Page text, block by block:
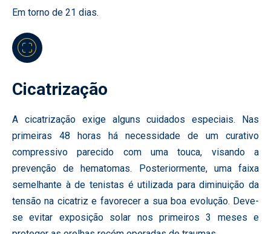
Em torno de 21 dias.
Cicatrização
A cicatrização exige alguns cuidados especiais. Nas
primeiras 48 horas há necessidade de um curativo
compressivo parecido com uma touca, visando a
prevenção de hematomas. Posteriormente, uma faixa
semelhante à de tenistas é utilizada para diminuição da
tensão na cicatriz e favorecer a sua boa evolução. Deve-
se evitar exposição solar nos primeiros 3 meses e